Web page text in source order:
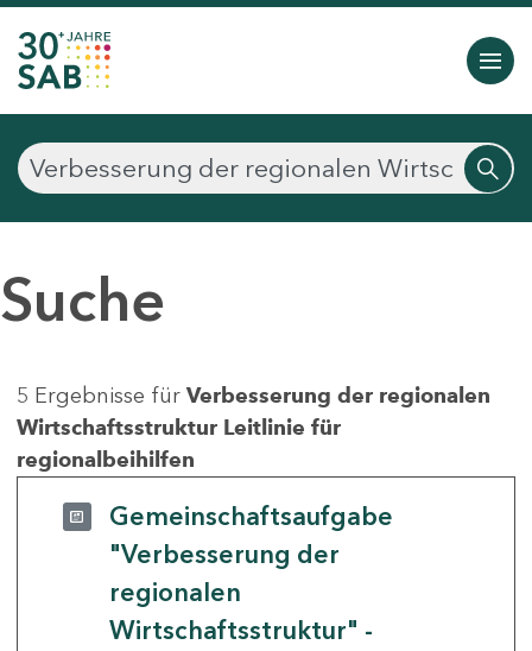
Suche
5 Ergebnisse für Verbesserung der regionalen
Wirtschaftsstruktur Leitlinie für
regionalbeihilfen
Gemeinschaftsaufgabe
"Verbesserung der
regionalen
Wirtschaftsstruktur" -